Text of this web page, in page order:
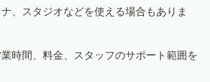
、スタジオなどを使える場合もありま
時間、料金、スタッフのサポート範囲を